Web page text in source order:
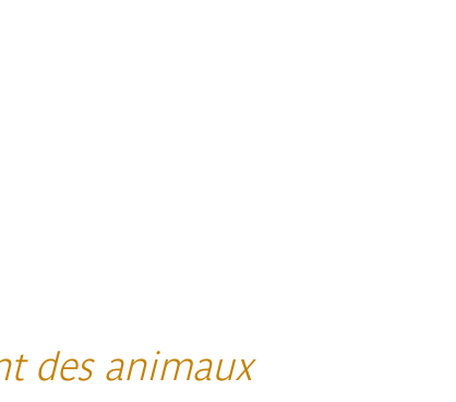
des animaux